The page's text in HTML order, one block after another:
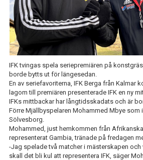
IFK GER TILLBAKA
50/50 LOTTERIET
IFK TIPSET 2026
VM-TIPSET 2026
IFK tvingas spela seriepremiären på
borde bytts ut för längesedan.
En av seriefavoriterna, IFK Berga från Kalmar
lagom till premiären presenterade IFK en ny
IFKs mittbackar har långtidsskadats och är
Förre Mjällbyspelaren Mohammed Mbye som
Sölvesborg.
Mohammed, just hemkommen från
representerat Gambia, tränade på fredagen
-Jag spelade två matcher i mästerskapen och
skall det bli kul att representera IFK, säger